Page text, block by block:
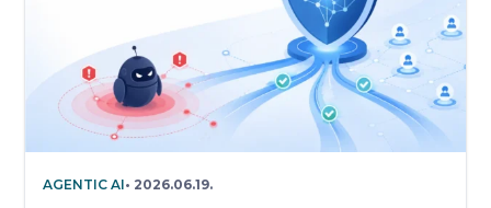
AGENTIC AI 2026.06.19.